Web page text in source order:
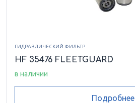
ГИДРАВЛИЧЕСКИЙ ФИЛЬТР
HF 35476 FLEETGUARD
в наличии
Подробнее